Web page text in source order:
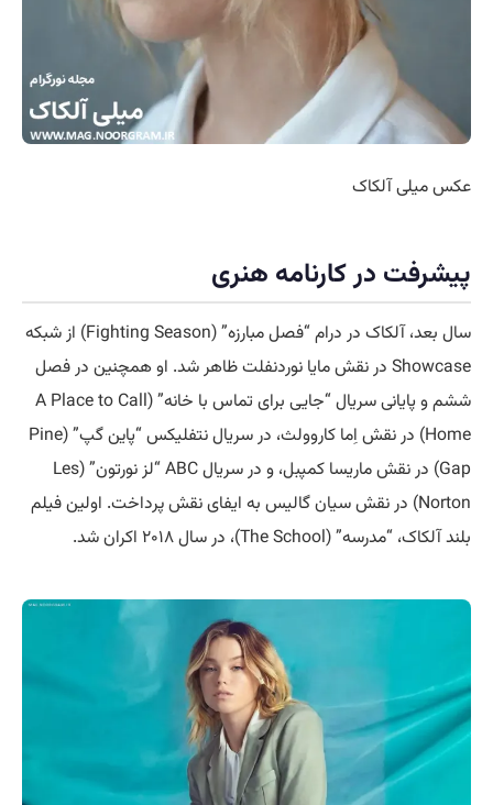
عکس میلی آلکاک
پیشرفت در کارنامه هنری
سال بعد، آلکاک در درام “فصل مبارزه” (Fighting Season) از شبکه
Showcase در نقش مایا نوردنفلت ظاهر شد. او همچنین در فصل
ششم و پایانی سریال “جایی برای تماس با خانه” (A Place to Call
Home) در نقش اِما کاروولث، در سریال نتفلیکس “پاین گپ” (Pine
Gap) در نقش ماریسا کمپبل، و در سریال ABC “لز نورتون” (Les
Norton) در نقش سیان گالیس به ایفای نقش پرداخت. اولین فیلم
بلند آلکاک، “مدرسه” (The School)، در سال ۲۰۱۸ اکران شد.